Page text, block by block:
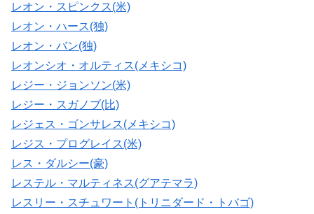
レオン・スピンクス(米)
レオン・ハース(独)
レオン・バン(独)
レオンシオ・オルティス(メキシコ)
レジー・ジョンソン(米)
レジー・スガノブ(比)
レジェス・ゴンサレス(メキシコ)
レジス・プログレイス(米)
レス・ダルシー(豪)
レステル・マルティネス(グアテマラ)
レスリー・スチュワート(トリニダード・トバゴ)